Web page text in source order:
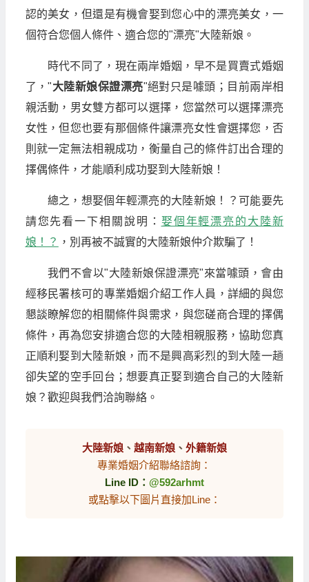
認的美女，但還是有機會娶到您心中的漂亮美女，一
個符合您個人條件、適合您的"漂亮"大陸新娘。
時代不同了，現在兩岸婚姻，早不是買賣式婚姻
了，"大陸新娘保證漂亮"絕對只是噱頭；目前兩岸相
親活動，男女雙方都可以選擇，您當然可以選擇漂亮
女性，但您也要有那個條件讓漂亮女性會選擇您，否
則就一定無法相親成功，衡量自己的條件訂出合理的
擇偶條件，才能順利成功娶到大陸新娘！
總之，想娶個年輕漂亮的大陸新娘！？可能要先
請您先看一下相關說明： 娶個年輕漂亮的大陸新
娘！？ ，別再被不誠實的大陸新娘仲介欺騙了！
我們不會以"大陸新娘保證漂亮"來當噱頭，會由
經移民署核可的專業婚姻介紹工作人員，詳細的與您
懇談瞭解您的相關條件與需求，與您磋商合理的擇偶
條件，再為您安排適合您的大陸相親服務，協助您真
正順利娶到大陸新娘，而不是興高彩烈的到大陸一趟
卻失望的空手回台；想要真正娶到適合自己的大陸新
娘？歡迎與我們洽詢聯絡。
大陸新娘、 越南新娘、 外籍新娘
專業婚姻介紹聯絡諮詢：
Line ID： @592arhmt
或點擊以下圖片直接加Line：